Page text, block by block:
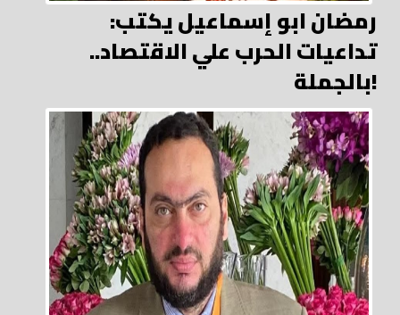
رمضان ابو إسماعيل يكتب:
تداعيات الحرب علي الاقتصاد..
بالجملة!